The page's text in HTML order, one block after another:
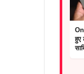
हुए